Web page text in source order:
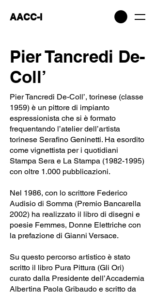
AACC-I
Pier Tancredi De-
Coll’
Pier Tancredi De-Coll’, torinese (classe
1959) è un pittore di impianto
espressionista che si è formato
frequentando l’atelier dell’artista
torinese Serafino Geninetti. Ha esordito
come vignettista per i quotidiani
Stampa Sera e La Stampa (1982-1995)
con oltre 1.000 pubblicazioni.
Nel 1986, con lo scrittore Federico
Audisio di Somma (Premio Bancarella
2002) ha realizzato il libro di disegni e
poesie Femmes, Donne Elettriche con
la prefazione di Gianni Versace.
Su questo percorso artistico è stato
scritto il libro Pura Pittura (Gli Ori)
curato dalla Presidente dell’Accademia
Albertina Paola Gribaudo e scritto da